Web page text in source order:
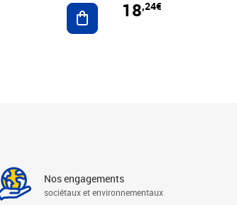
Ajouter au panier
18,24€
Nos engagements
sociétaux et environnementaux